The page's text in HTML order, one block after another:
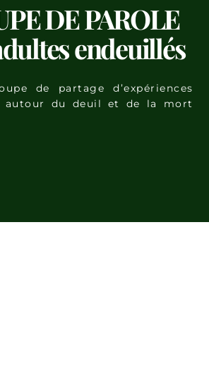
DE PAROLE
endeuillés
de partage d’expériences
autour du deuil et de la mort